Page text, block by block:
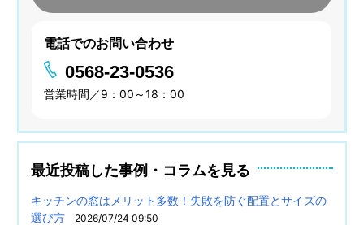
電話でのお問い合わせ
0568-23-0536
営業時間／9：00～18：00
最近投稿した事例・コラムを見る
キッチンの窓はメリット多数！失敗を防ぐ配置とサイズの
選び方
2026/07/24 09:50